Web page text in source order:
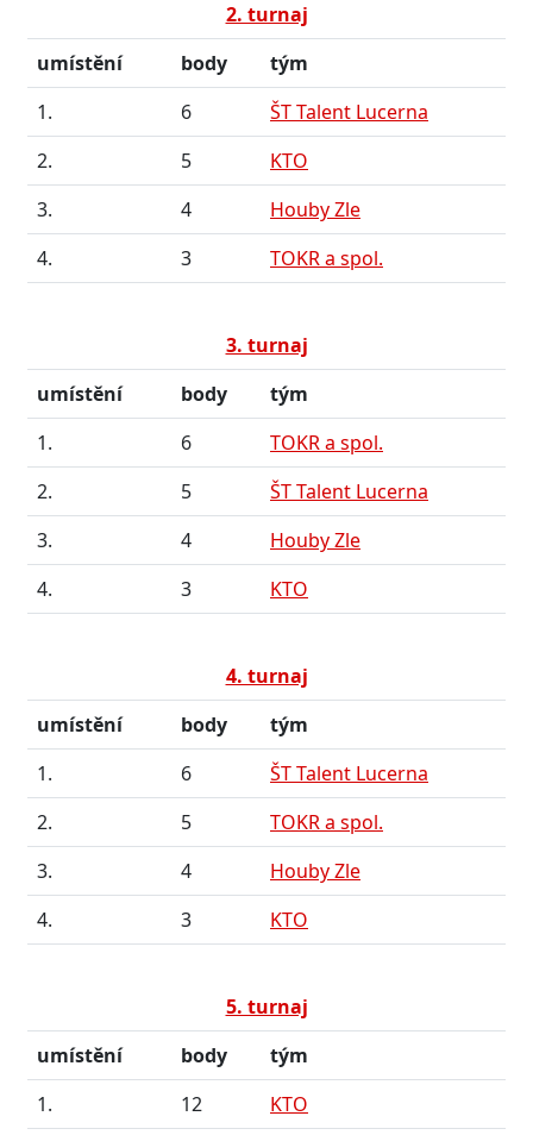
2. turnaj
umístění
body
tým
1.
6
ŠT Talent Lucerna
2.
5
KTO
3.
4
Houby Zle
4.
3 TOKR a spol.
3. turnaj
umístění
body
tým
1.
6
TOKR a spol.
2.
5
ŠT Talent Lucerna
3.
4
Houby Zle
4.
3 KTO
4. turnaj
umístění
body
tým
1.
6
ŠT Talent Lucerna
2.
5
TOKR a spol.
3.
4
Houby Zle
4.
3 KTO
5. turnaj
umístění
body
tým
1.
12
KTO